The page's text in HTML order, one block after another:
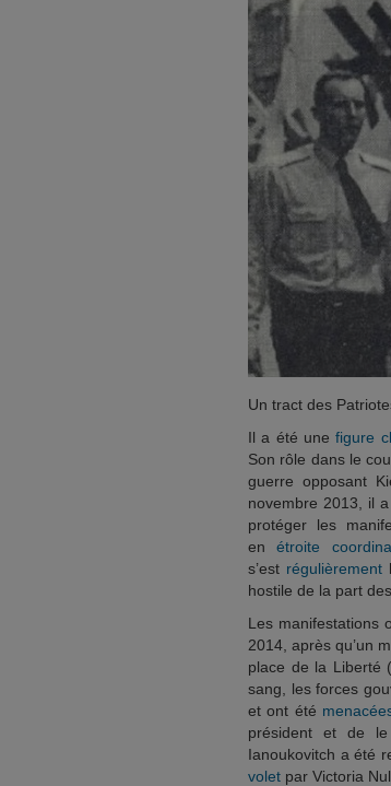
Un tract des
Il a été unefigure
Son rôle dans le
guerre opposant
novembre 2013, il
protéger les
enétroite
s’est régulièrement
hostile de la part
Les
2014, après qu’un
place de la Liberté
sang, les forces
et ont été
président et de
Ianoukovitch a été
volet par Victoria